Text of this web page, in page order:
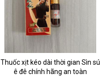
Thuốc xịt kéo dài thời gian Sìn sú
ê đê chính hãng an toàn